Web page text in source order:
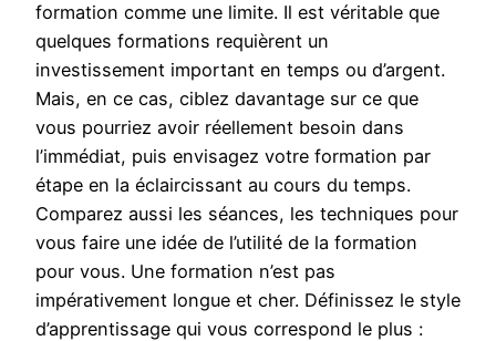
formation comme une limite. Il est véritable que
quelques formations requièrent un
investissement important en temps ou d’argent.
Mais, en ce cas, ciblez davantage sur ce que
vous pourriez avoir réellement besoin dans
l’immédiat, puis envisagez votre formation par
étape en la éclaircissant au cours du temps.
Comparez aussi les séances, les techniques pour
vous faire une idée de l’utilité de la formation
pour vous. Une formation n’est pas
impérativement longue et cher. Définissez le style
d’apprentissage qui vous correspond le plus :